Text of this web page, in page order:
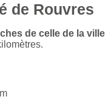
de Rouvres
de celle de la ville